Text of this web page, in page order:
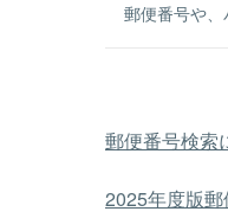
郵便番号や、
郵便番号検索
2025年度版